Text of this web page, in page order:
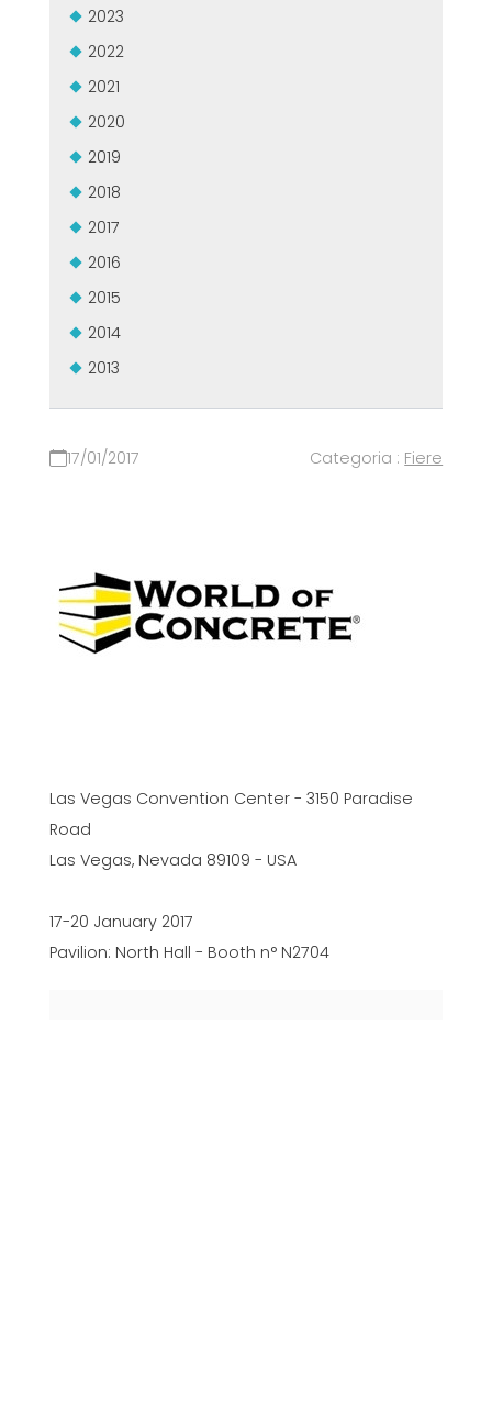
2023
2022
2021
2020
2019
2018
2017
2016
2015
2014
2013
17/01/2017 Categoria : Fiere
Las Vegas Convention Center - 3150 Paradise
Road
Las Vegas, Nevada 89109 - USA
17-20 January 2017
Pavilion: North Hall - Booth n° N2704